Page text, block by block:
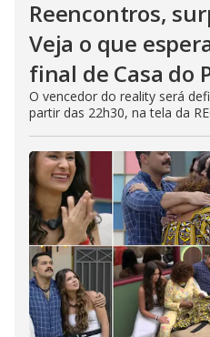
Reencontros,
Veja o que
final de Casa do
O vencedor do reality será
partir das 22h30, na tela da